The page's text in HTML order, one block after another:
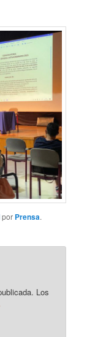
por Prensa.
Los